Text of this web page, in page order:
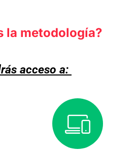
la metodología?
acceso a: